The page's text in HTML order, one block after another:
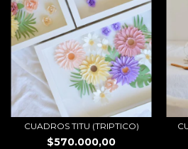
CUADROS TITU (TRIPTICO)
$570.000,00